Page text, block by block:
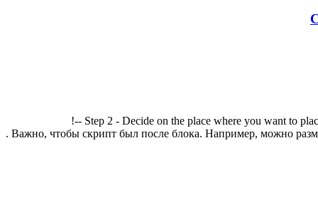
!-- Step 2 - Decide on the place where you want to
. Важно, чтобы скрипт был после блока. Например, можно